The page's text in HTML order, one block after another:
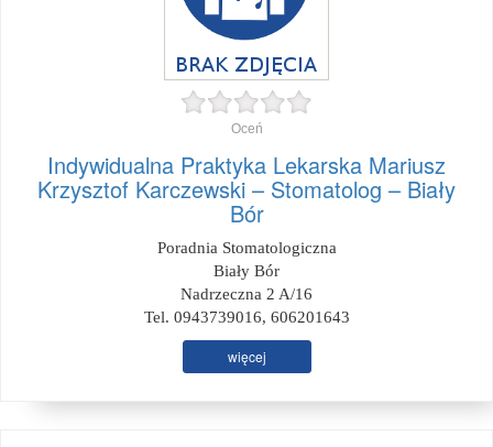
Oceń
Indywidualna Praktyka Lekarska Mariusz
Krzysztof Karczewski – Stomatolog – Biały
Bór
Poradnia Stomatologiczna
Biały Bór
Nadrzeczna 2 A/16
Tel. 0943739016, 606201643
więcej